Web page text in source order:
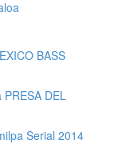
BASS
DEL
Serial 2014